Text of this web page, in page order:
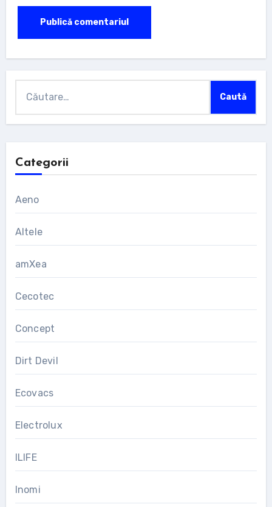
după:
Categorii
Aeno
Altele
amXea
Cecotec
Concept
Dirt Devil
Ecovacs
Electrolux
ILIFE
Inomi